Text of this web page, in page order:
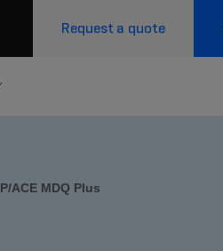
Request a quote
P/ACE MDQ Plus